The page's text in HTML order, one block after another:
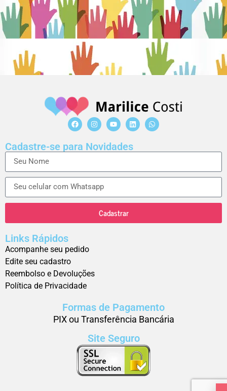
Cadastre-se para Novidades
Cadastrar
Links Rápidos
Acompanhe seu pedido
Edite seu cadastro
Reembolso e Devoluções
Política de Privacidade
Formas de Pagamento
PIX ou Transferência Bancária
Site Seguro